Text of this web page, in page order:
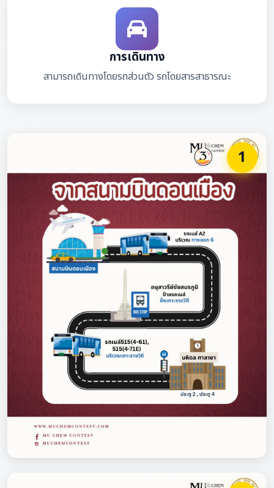
การเดินทาง
สามารถเดินทางโดยรถส่วนตัว รถโดยสารสาธารณะ
1